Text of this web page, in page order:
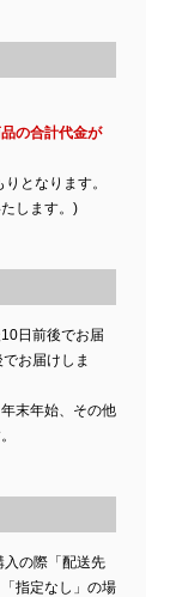
の合計代金が
となります。
します。)
日前後でお届
お届けしま
末年始、その他
入の際「配送先
指定なし」の場